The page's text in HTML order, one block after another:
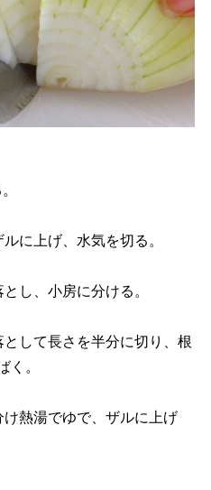
に上げ、水気を切る。
し、小房に分ける。
して長さを半分に切り、根
く。
熱湯でゆで、ザルに上げ